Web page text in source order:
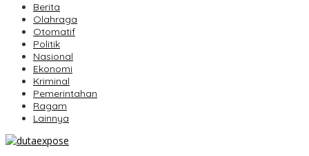
Berita
Olahraga
Otomatif
Politik
Nasional
Ekonomi
Kriminal
Pemerintahan
Ragam
Lainnya